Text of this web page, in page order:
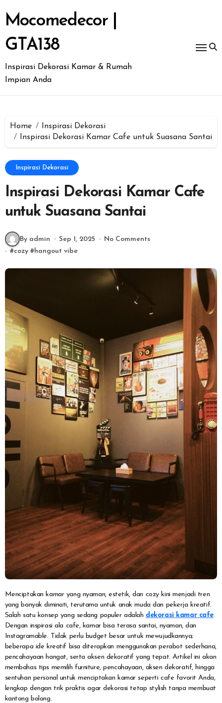
to
content
Mocomedecor |
GTA138
Inspirasi Dekorasi Kamar & Rumah
Impian Anda
Home
Inspirasi Dekorasi
Inspirasi Dekorasi Kamar Cafe untuk Suasana Santai
Inspirasi Dekorasi
Inspirasi Dekorasi Kamar Cafe
untuk Suasana Santai
By admin Sep 1, 2025
No Comments
#cozy #hangout vibe
Menciptakan kamar yang nyaman, estetik, dan cozy kini menjadi tren
yang banyak diminati, terutama untuk anak muda dan pekerja kreatif.
Salah satu konsep yang sedang populer adalah dekorasi kamar cafe.
Dengan inspirasi ala cafe, kamar bisa terasa santai, nyaman, dan
Instagramable. Tidak perlu budget besar untuk mewujudkannya;
beberapa ide kreatif bisa diterapkan menggunakan perabot sederhana,
pencahayaan hangat, serta aksen dekoratif yang tepat. Artikel ini akan
membahas tips memilih furniture, pencahayaan, aksen dekoratif, hingga
sentuhan personal untuk menciptakan kamar seperti cafe favorit Anda,
lengkap dengan trik praktis agar dekorasi tetap stylish tanpa membuat
kantong bolong.